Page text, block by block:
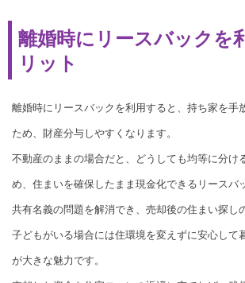
離婚時にリースバックを
リット
離婚時にリースバックを利用すると、持ち家を手
ため、財産分与しやすくなります。
不動産のままの場合だと、どうしても均等に分け
め、住まいを確保したまま現金化できるリースバ
共有名義の問題を解消でき、売却後の住まい探し
子どもがいる場合には住環境を変えずに安心して
が大きな魅力です。